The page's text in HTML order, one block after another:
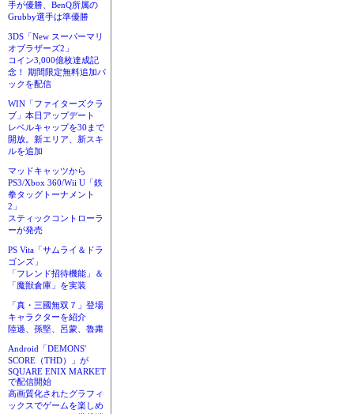
手が優勝、BenQ所属の
Grubby選手は準優勝
3DS「New スーパーマリ
オブラザーズ2」
コイン3,000億枚達成記
念！ 期間限定無料追加パ
ックを配信
WIN「ファイターズクラ
ブ」本日アップデート
レベルキャップを30まで
開放。新エリア、新スキ
ルを追加
マッドキャッツから
PS3/Xbox 360/Wii U「鉄
拳タッグトーナメント
2」
スティックコントローラ
ーが発売
PS Vita「サムライ＆ドラ
ゴンズ」
「フレンド招待機能」＆
「魔獣倉庫」を実装
「真・三國無双７」登場
キャラクターを紹介
陸遜、孫堅、呂蒙、魯粛
Android「DEMONS'
SCORE（THD）」が
SQUARE ENIX MARKET
で配信開始
高画質化されたグラフィ
ックスでゲームを楽しめ